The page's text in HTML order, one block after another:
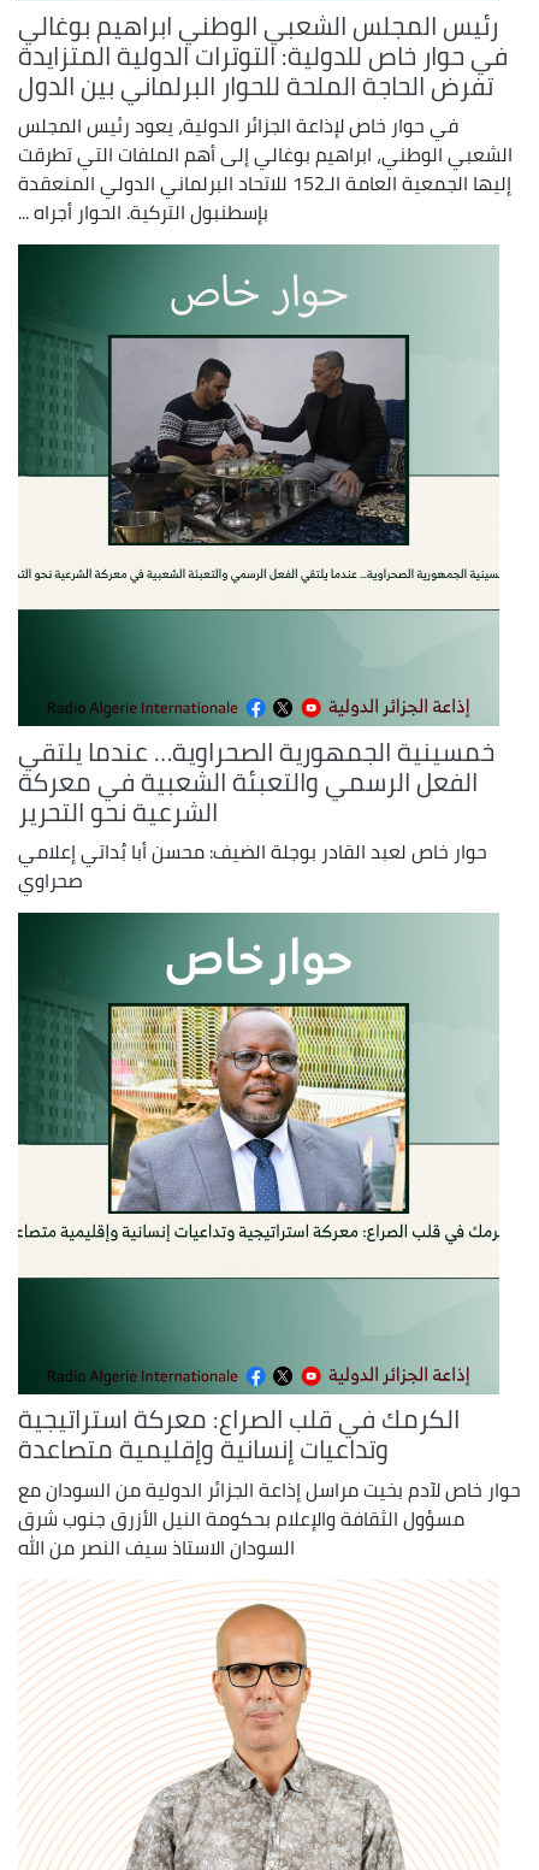
رئيس المجلس الشعبي الوطني ابراهيم بوغالي
في حوار خاص للدولية: التوترات الدولية المتزايدة
تفرض الحاجة الملحة للحوار البرلماني بين الدول
في حوار خاص لإذاعة الجزائر الدولية، يعود رئيس المجلس
الشعبي الوطني، ابراهيم بوغالي إلى أهم الملفات التي تطرقت
إليها الجمعية العامة الـ152 للاتحاد البرلماني الدولي المنعقدة
بإسطنبول التركية. الحوار أجراه ...
خمسينية الجمهورية الصحراوية… عندما يلتقي
الفعل الرسمي والتعبئة الشعبية في معركة
الشرعية نحو التحرير
حوار خاص لعبد القادر بوجلة الضيف: محسن أبا بُداتي إعلامي
صحراوي
الكرمك في قلب الصراع: معركة استراتيجية
وتداعيات إنسانية وإقليمية متصاعدة
حوار خاص لآدم بخيت مراسل إذاعة الجزائر الدولية من السودان مع
مسؤول الثقافة والإعلام بحكومة النيل الأزرق جنوب شرق
السودان الاستاذ سيف النصر من الله